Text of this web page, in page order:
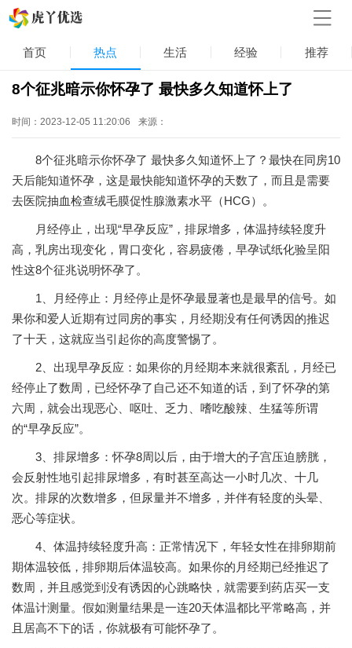
首页 热点 生活 经验 推荐
8个征兆暗示你怀孕了 最快多久知道怀上了
时间：2023-12-05 11:20:06 来源：
8个征兆暗示你怀孕了 最快多久知道怀上了？最快在同房10
天后能知道怀孕，这是最快能知道怀孕的天数了，而且是需要
去医院抽血检查绒毛膜促性腺激素水平（HCG）。
月经停止，出现“早孕反应”，排尿增多，体温持续轻度升
高，乳房出现变化，胃口变化，容易疲倦，早孕试纸化验呈阳
性这8个征兆说明怀孕了。
1、月经停止：月经停止是怀孕最显著也是最早的信号。如
果你和爱人近期有过同房的事实，月经期没有任何诱因的推迟
了十天，这就应当引起你的高度警惕了。
2、出现早孕反应：如果你的月经期本来就很紊乱，月经已
经停止了数周，已经怀孕了自己还不知道的话，到了怀孕的第
六周，就会出现恶心、呕吐、乏力、嗜吃酸辣、生猛等所谓
的“早孕反应”。
3、排尿增多：怀孕8周以后，由于增大的子宫压迫膀胱，
会反射性地引起排尿增多，有时甚至高达一小时几次、十几
次。排尿的次数增多，但尿量并不增多，并伴有轻度的头晕、
恶心等症状。
4、体温持续轻度升高：正常情况下，年轻女性在排卵期前
期体温较低，排卵期后体温较高。如果你的月经期已经推迟了
数周，并且感觉到没有诱因的心跳略快，就需要到药店买一支
体温计测量。假如测量结果是一连20天体温都比平常略高，并
且居高不下的话，你就极有可能怀孕了。